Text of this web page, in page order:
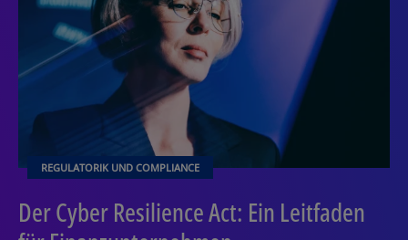
REGULATORIK UND COMPLIANCE
Der Cyber Resilience Act: Ein Leitfaden